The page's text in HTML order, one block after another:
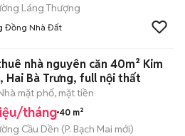
Láng Thượng
Đồng Nhà Đất
nhà nguyên căn 40m² Kim
Hai Bà Trưng, full nội thất
mặt phố, mặt tiền
tháng 40 m²
Cầu Dền (P. Bạch Mai mới)